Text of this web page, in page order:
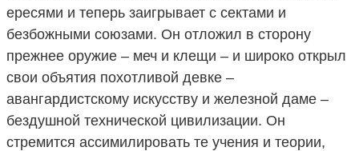
ересями и теперь заигрывает с сектами и
безбожными союзами. Он отложил в сторону
прежнее оружие – меч и клещи – и широко открыл
свои объятия похотливой девке –
авангардистскому искусству и железной даме –
бездушной технической цивилизации. Он
стремится ассимилировать те учения и теории,